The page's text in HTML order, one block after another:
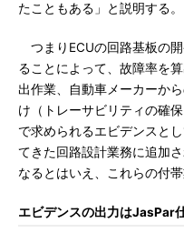
たこともある」と説明する。
つまりECUの回路基板の
ることによって、故障率を
出作業、自動車メーカーか
け（トレーサビリティの確
で求められるエビデンスと
てきた回路設計業務に追加
なるとはいえ、これらの付
エビデンスの出力はJasPar